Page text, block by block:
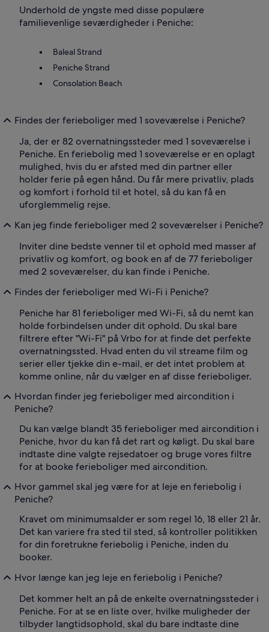
Underhold de yngste med disse populære
familievenlige seværdigheder i Peniche:
Baleal Strand
Peniche Strand
Consolation Beach
Findes der ferieboliger med 1 soveværelse i Peniche?
Ja, der er 82 overnatningssteder med 1 soveværelse i
Peniche. En feriebolig med 1 soveværelse er en oplagt
mulighed, hvis du er afsted med din partner eller
holder ferie på egen hånd. Du får mere privatliv, plads
og komfort i forhold til et hotel, så du kan få en
uforglemmelig rejse.
Kan jeg finde ferieboliger med 2 soveværelser i Peniche?
Inviter dine bedste venner til et ophold med masser af
privatliv og komfort, og book en af de 77 ferieboliger
med 2 soveværelser, du kan finde i Peniche.
Findes der ferieboliger med Wi-Fi i Peniche?
Peniche har 81 ferieboliger med Wi-Fi, så du nemt kan
holde forbindelsen under dit ophold. Du skal bare
filtrere efter "Wi-Fi" på Vrbo for at finde det perfekte
overnatningssted. Hvad enten du vil streame film og
serier eller tjekke din e-mail, er det intet problem at
komme online, når du vælger en af disse ferieboliger.
Hvordan finder jeg ferieboliger med aircondition i
Peniche?
Du kan vælge blandt 35 ferieboliger med aircondition i
Peniche, hvor du kan få det rart og køligt. Du skal bare
indtaste dine valgte rejsedatoer og bruge vores filtre
for at booke ferieboliger med aircondition.
Hvor gammel skal jeg være for at leje en feriebolig i
Peniche?
Kravet om minimumsalder er som regel 16, 18 eller 21 år.
Det kan variere fra sted til sted, så kontroller politikken
for din foretrukne feriebolig i Peniche, inden du
booker.
Hvor længe kan jeg leje en feriebolig i Peniche?
Det kommer helt an på de enkelte overnatningssteder i
Peniche. For at se en liste over, hvilke muligheder der
tilbyder langtidsophold, skal du bare indtaste dine